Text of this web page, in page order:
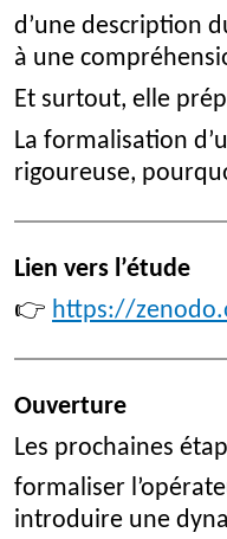
d’une description
à une
Et surtout, elle
La formalisation
rigoureuse,
Lien vers l’étude
👉 https://
Ouverture
Les prochaines
formaliser
introduire une